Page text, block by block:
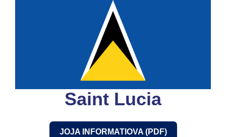
Saint Lucia
JOJA INFORMATIOVA (PDF)